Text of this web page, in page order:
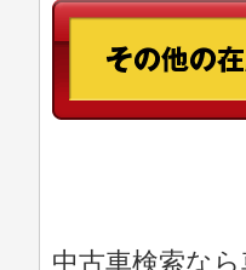
中古車検索な